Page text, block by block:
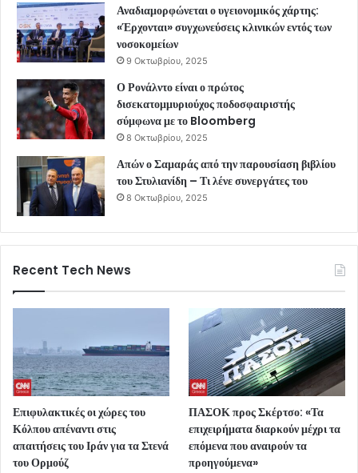
Αναδιαμορφώνεται ο υγειονομικός χάρτης:
«Έρχονται» συγχωνεύσεις κλινικών εντός των
νοσοκομείων
9 Οκτωβρίου, 2025
Ο Ρονάλντο είναι ο πρώτος
δισεκατομμυριούχος ποδοσφαιριστής
σύμφωνα με το Bloomberg
8 Οκτωβρίου, 2025
Απών ο Σαμαράς από την παρουσίαση βιβλίου
του Στυλιανίδη – Τι λένε συνεργάτες του
8 Οκτωβρίου, 2025
Recent Tech News
Επιφυλακτικές οι χώρες του
Κόλπου απέναντι στις
απαιτήσεις του Ιράν για τα Στενά
του Ορμούζ
ΠΑΣΟΚ προς Σκέρτσο: «Τα
επιχειρήματα διαρκούν μέχρι τα
επόμενα που αναιρούν τα
προηγούμενα»